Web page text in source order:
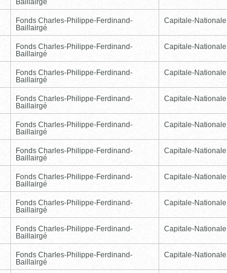
Fonds Charles-Philippe-Ferdinand-
Baillairgé
Capitale-Nationale
Fonds Charles-Philippe-Ferdinand-
Baillairgé
Capitale-Nationale
Fonds Charles-Philippe-Ferdinand-
Baillairgé
Capitale-Nationale
Fonds Charles-Philippe-Ferdinand-
Baillairgé
Capitale-Nationale
Fonds Charles-Philippe-Ferdinand-
Baillairgé
Capitale-Nationale
Fonds Charles-Philippe-Ferdinand-
Baillairgé
Capitale-Nationale
Fonds Charles-Philippe-Ferdinand-
Baillairgé
Capitale-Nationale
Fonds Charles-Philippe-Ferdinand-
Baillairgé
Capitale-Nationale
Fonds Charles-Philippe-Ferdinand-
Baillairgé
Capitale-Nationale
Fonds Charles-Philippe-Ferdinand-
Baillairgé
Capitale-Nationale